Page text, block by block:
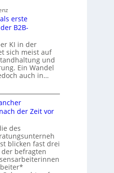
erste
B2B-
KI in der
sich meist auf
und
Ein Wandel
auch in…
der Zeit vor
des
blicken fast drei
befragten